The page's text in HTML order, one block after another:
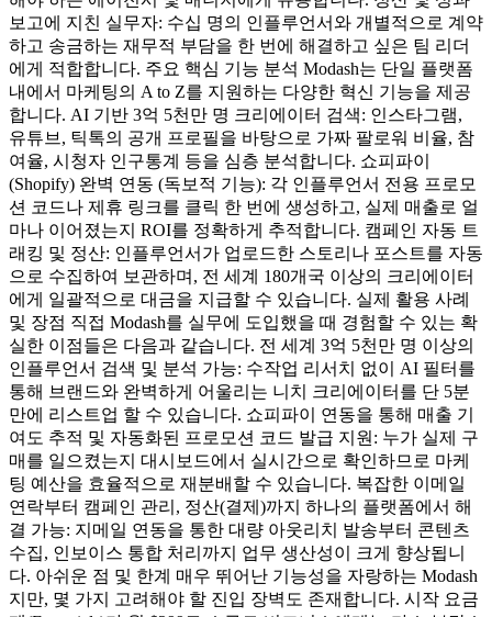
보고에 지친 실무자: 수십 명의 인플루언서와 개별적으로 계약
하고 송금하는 재무적 부담을 한 번에 해결하고 싶은 팀 리더
에게 적합합니다. 주요 핵심 기능 분석 Modash는 단일 플랫폼
내에서 마케팅의 A to Z를 지원하는 다양한 혁신 기능을 제공
합니다. AI 기반 3억 5천만 명 크리에이터 검색: 인스타그램,
유튜브, 틱톡의 공개 프로필을 바탕으로 가짜 팔로워 비율, 참
여율, 시청자 인구통계 등을 심층 분석합니다. 쇼피파이
(Shopify) 완벽 연동 (독보적 기능): 각 인플루언서 전용 프로모
션 코드나 제휴 링크를 클릭 한 번에 생성하고, 실제 매출로 얼
마나 이어졌는지 ROI를 정확하게 추적합니다. 캠페인 자동 트
래킹 및 정산: 인플루언서가 업로드한 스토리나 포스트를 자동
으로 수집하여 보관하며, 전 세계 180개국 이상의 크리에이터
에게 일괄적으로 대금을 지급할 수 있습니다. 실제 활용 사례
및 장점 직접 Modash를 실무에 도입했을 때 경험할 수 있는 확
실한 이점들은 다음과 같습니다. 전 세계 3억 5천만 명 이상의
인플루언서 검색 및 분석 가능: 수작업 리서치 없이 AI 필터를
통해 브랜드와 완벽하게 어울리는 니치 크리에이터를 단 5분
만에 리스트업 할 수 있습니다. 쇼피파이 연동을 통해 매출 기
여도 추적 및 자동화된 프로모션 코드 발급 지원: 누가 실제 구
매를 일으켰는지 대시보드에서 실시간으로 확인하므로 마케
팅 예산을 효율적으로 재분배할 수 있습니다. 복잡한 이메일
연락부터 캠페인 관리, 정산(결제)까지 하나의 플랫폼에서 해
결 가능: 지메일 연동을 통한 대량 아웃리치 발송부터 콘텐츠
수집, 인보이스 통합 처리까지 업무 생산성이 크게 향상됩니
다. 아쉬운 점 및 한계 매우 뛰어난 기능성을 자랑하는 Modash
지만, 몇 가지 고려해야 할 진입 장벽도 존재합니다. 시작 요금